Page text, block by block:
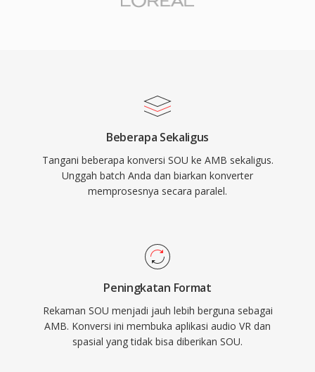
Beberapa Sekaligus
Tangani beberapa konversi SOU ke AMB sekaligus.
Unggah batch Anda dan biarkan konverter
memprosesnya secara paralel.
Peningkatan Format
Rekaman SOU menjadi jauh lebih berguna sebagai
AMB. Konversi ini membuka aplikasi audio VR dan
spasial yang tidak bisa diberikan SOU.